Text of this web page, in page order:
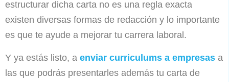
estructurar dicha carta no es una regla exacta
existen diversas formas de redacción y lo importante
es que te ayude a mejorar tu carrera laboral.
Y ya estás listo, a enviar curriculums a empresas a
las que podrás presentarles además tu carta de